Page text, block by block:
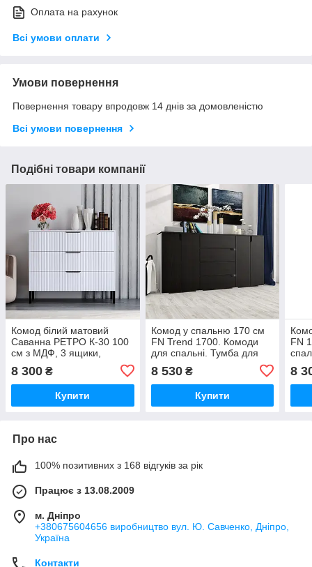
Оплата на рахунок
Всі умови оплати
Умови повернення
Повернення товару впродовж 14 днів за домовленістю
Всі умови повернення
Подібні товари компанії
Комод білий матовий
Саванна РЕТРО К-30 100
см з МДФ, 3 ящики,
телескопічні направляючі
8 300 ₴
Купити
Комод у спальню 170 см
FN Trend 1700. Комоди
для спальні. Тумба для
8 530₴
Купити
FN
8
Про нас
100% позитивних з 168 відгуків за рік
Працює з 13.08.2009
м. Дніпро
+380675604656 виробництво вул. Ю. Савченко, Дніпро,
Україна
Контакти